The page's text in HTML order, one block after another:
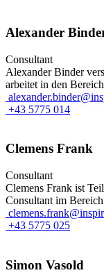
Alexander
Consultant
Alexander Binder
arbeitet in den
+43 5775 014
Clemens Frank
Consultant
Clemens Frank ist
Consultant im
+43 5775 025
Simon Vasold